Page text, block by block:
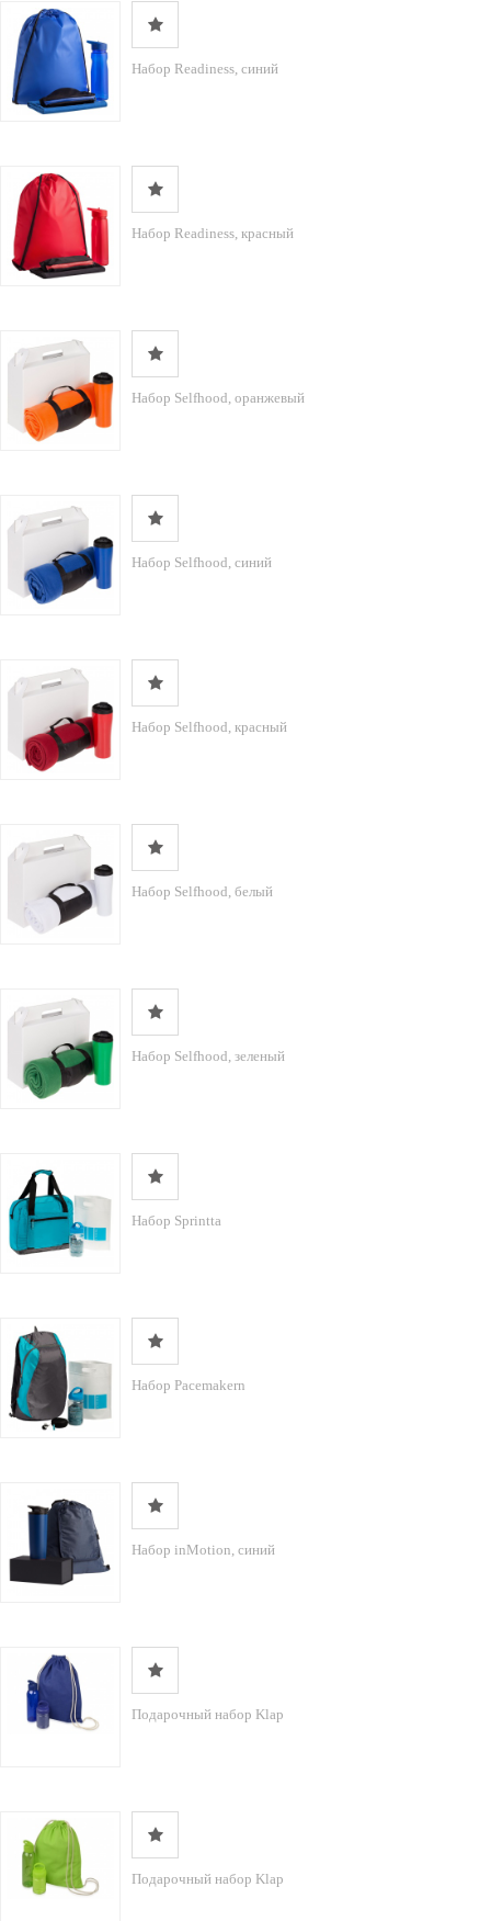
Набор Readiness, синий
Набор Readiness, красный
Набор Selfhood, оранжевый
Набор Selfhood, синий
Набор Selfhood, красный
Набор Selfhood, белый
Набор Selfhood, зеленый
Набор Sprintta
Набор Pacemakern
Набор inMotion, синий
Подарочный набор Klap
Подарочный набор Klap